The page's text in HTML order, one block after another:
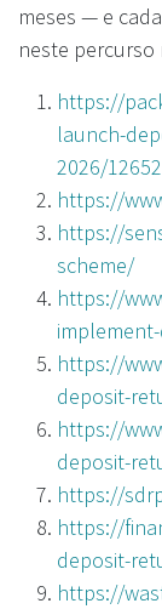
meses — e
neste percurso
https://
launch-
2026/
https://
https://
scheme/
https://
https://
deposit-
https://
deposit-
https://
https://
deposit-
https://